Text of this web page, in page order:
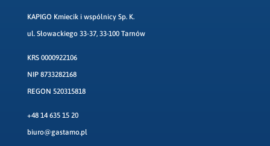
KAPIGO Kmiecik i wspólnicy Sp. K.
ul. Słowackiego 33-37, 33-100 Tarnów
KRS 0000922106
NIP 8733282168
REGON 520315818
+48 14 635 15 20
biuro@gastamo.pl